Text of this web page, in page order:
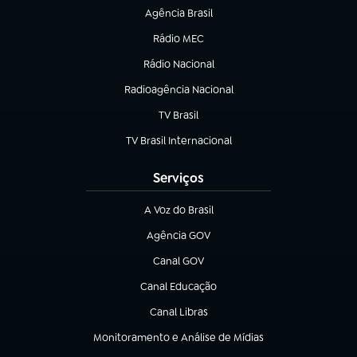
Agência Brasil
(abre em nova aba)
Rádio MEC
(abre em nova aba)
Rádio Nacional
Radioagência Nacional
(abre em nova aba)
TV Brasil
(abre em nova aba)
TV Brasil Internacional
(abre em nova aba)
Serviços
A Voz do Brasil
(abre em nova aba)
Agência GOV
(abre em nova aba)
Canal GOV
(abre em nova aba)
Canal Educação
(abre em nova aba)
Canal Libras
(abre em nova aba)
Monitoramento e Análise de Mídias
(abre em nova aba)